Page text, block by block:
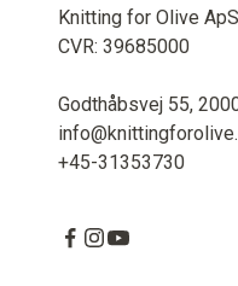
Knitting for Olive ApS
CVR: 39685000
Godthåbsvej 55,
+45-31353730